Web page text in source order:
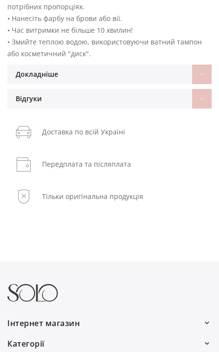
потрібних пропорціях.
• Нанесіть фарбу на брови або вії.
• Час витримки не більше 10 хвилин!
• Змийте теплою водою, використовуючи ватний тампон
або косметичний "диск".
Докладніше
Відгуки
Доставка по всій Україні
Передплата та післяплата
Тільки оригінальна продукція
Інтернет магазин
Категорії